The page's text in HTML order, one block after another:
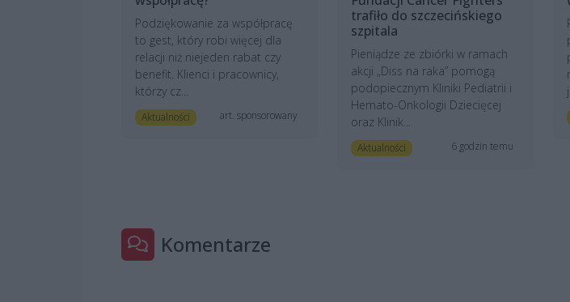
Podziękowanie za współpracę
to gest, który robi więcej dla
relacji niż niejeden rabat czy
benefit. Klienci i pracownicy,
którzy cz...
Aktualności art. sponsorowany
trafiło do szczecińskiego
szpitala
Pieniądze ze zbiórki w ramach
akcji „Diss na raka” pomogą
podopiecznym Kliniki Pediatrii i
Hemato-Onkologii Dziecięcej
oraz Klinik...
Aktualności 6 godzin temu
Komentarze